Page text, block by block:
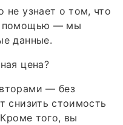
не узнает о том, что
помощью — мы
данные.
цена?
— без
снизить стоимость
того, вы